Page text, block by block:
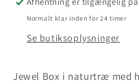
Normalt klar inden for 24 timer
Se butiksoplysninger
Jewel Box i naturtræ med